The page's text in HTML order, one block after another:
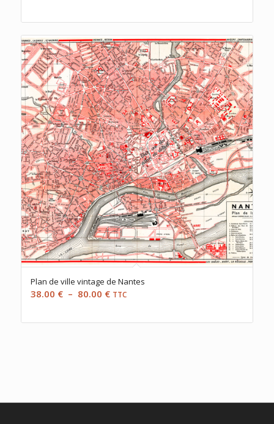
Plan de ville vintage de Nantes
38.00 € – 80.00 €Plage
prix :
TTC